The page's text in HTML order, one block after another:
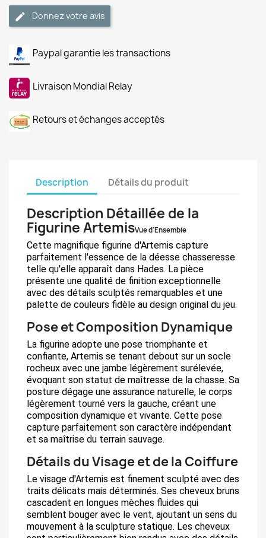
Donnez votre avis
Paypal garantie les transactions
Livraison Mondial Relay
Retours et échanges acceptés
Description Détails du produit
Description Détaillée de la
Figurine ArtemisVue d'Ensemble
Cette magnifique figurine d'Artemis capture
parfaitement l'essence de la déesse chasseresse
telle qu'elle apparaît dans Hades. La pièce
présente une qualité de finition exceptionnelle
avec des détails sculptés remarquables et une
palette de couleurs fidèle au design original du jeu.
Pose et Composition Dynamique
La figurine adopte une pose triomphante et
confiante, Artemis se tenant debout sur un socle
rocheux avec une jambe légèrement surélevée,
évoquant son statut de maîtresse de la chasse. Sa
posture dégage une assurance naturelle, le corps
légèrement tourné vers la gauche, créant une
composition dynamique et vivante. Cette pose
capture parfaitement son caractère indépendant
et sa maîtrise du terrain sauvage.
Détails du Visage et de la Coiffure
Le visage d'Artemis est finement sculpté avec des
traits délicats mais déterminés. Ses cheveux bruns
cascadent en longues mèches fluides qui
semblent bouger avec le vent, ajoutant un sens du
mouvement à la sculpture statique. Les cheveux